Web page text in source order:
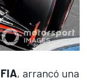
FIA, arrancó una